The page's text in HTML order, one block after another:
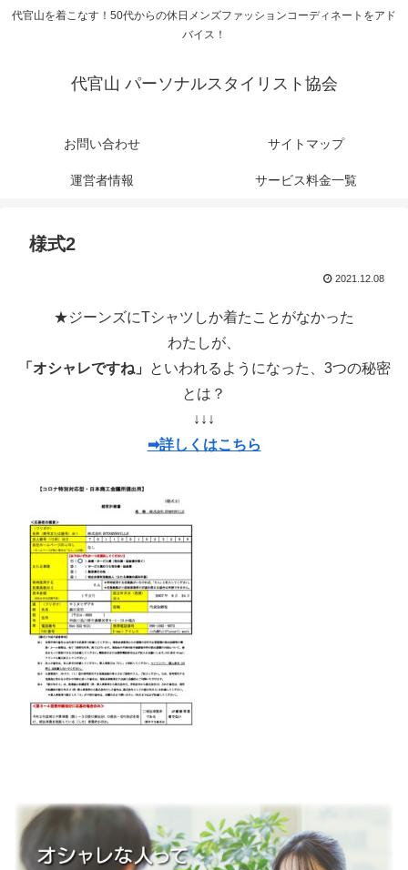
代官山を着こなす！50代からの休日メンズファッションコーディネートをアド
バイス！
代官山 パーソナルスタイリスト協会
お問い合わせ サイトマップ
運営者情報 サービス料金一覧
様式2
2021.12.08
★ジーンズにTシャツしか着たことがなかった
わたしが、
「オシャレですね」
といわれるようになった、3つの秘密
とは？
↓↓↓
➡詳しくはこちら